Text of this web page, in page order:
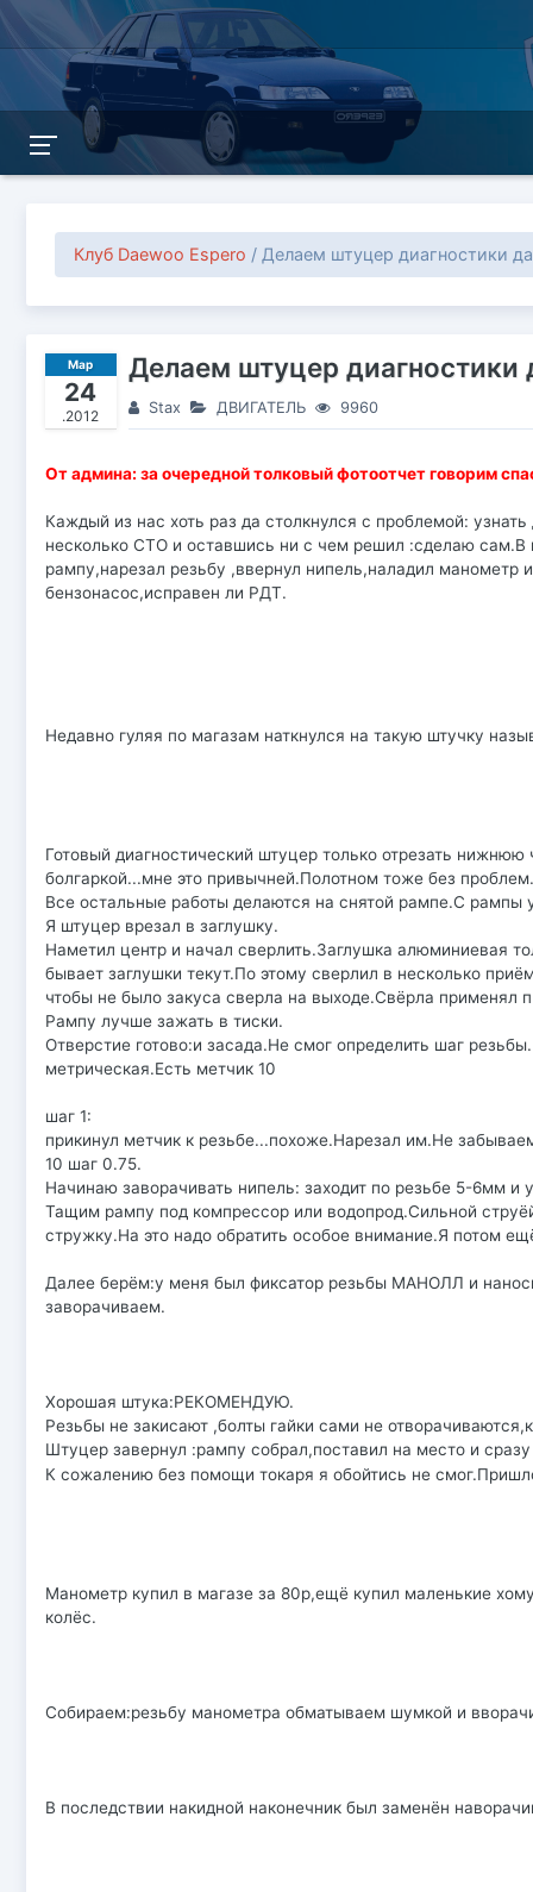
Клуб Daewoo Espero / Делаем штуцер диагностики
Мар
24
.2012
Делаем штуцер диагностики
Stax ДВИГАТЕЛЬ 9960
От админа: за очередной толковый фотоотчет говорим
Каждый из нас хоть раз да столкнулся с проблемой:
несколько СТО и оставшись ни с чем решил :сделаю сам.В
рампу,нарезал резьбу ,ввернул нипель,наладил манометр
бензонасос,исправен ли РДТ.
Недавно гуляя по магазам наткнулся на такую штучку
Готовый диагностический штуцер только отрезать
болгаркой...мне это привычней.Полотном тоже без
Все остальные работы делаются на снятой рампе.С
Я штуцер врезал в заглушку.
Наметил центр и начал сверлить.Заглушка алюминиевая
бывает заглушки текут.По этому сверлил в несколько
чтобы не было закуса сверла на выходе.Свёрла применял
Рампу лучше зажать в тиски.
Отверстие готово:и засада.Не смог определить шаг
метрическая.Есть метчик 10
шаг 1:
прикинул метчик к резьбе...похоже.Нарезал им.Не
10 шаг 0.75.
Начинаю заворачивать нипель: заходит по резьбе 5-6мм
Тащим рампу под компрессор или водопрод.Сильной
стружку.На это надо обратить особое внимание.Я потом
Далее берём:у меня был фиксатор резьбы МАНОЛЛ и
заворачиваем.
Хорошая штука:РЕКОМЕНДУЮ.
Резьбы не закисают ,болты гайки сами не
Штуцер завернул :рампу собрал,поставил на место и
К сожалению без помощи токаря я обойтись не
Манометр купил в магазе за 80р,ещё купил маленькие
колёс.
Собираем:резьбу манометра обматываем шумкой и
В последствии накидной наконечник был заменён